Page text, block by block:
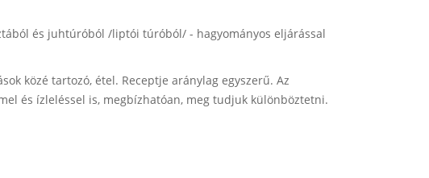
és juhtúróból /liptói túróból/ - hagyományos eljárással
közé tartozó, étel. Receptje aránylag egyszerű. Az
és ízleléssel is, megbízhatóan, meg tudjuk különböztetni.